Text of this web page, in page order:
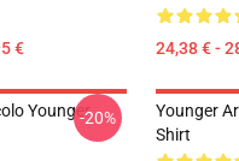
€ 24,38 € -
Younger-20%
Younger
Shirt